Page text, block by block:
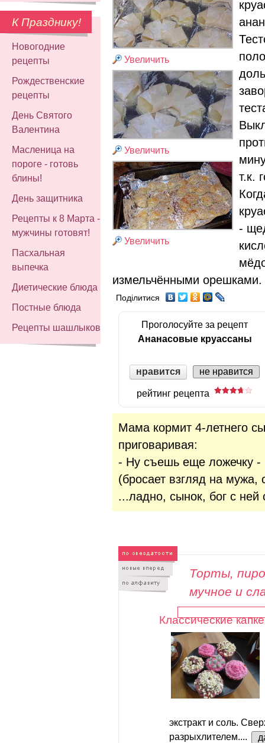
К Празднику!
Новогодние
рецепты
Рождественские
рецепты
День Святого
Валентина
Масленица на
пороге - готовь
блины!
День защитника
Рецепты к 8 Марта -
мужчины готовят!
Пасхальная
выпечка
Диетические блюда
Постные блюда
Рецепты шашлыков
Увеличить
Увеличить
Увеличить
т.к.
-
измельчёнными орешками.
Поділитися
Проголосуйте за рецепт
Ананасовые круассаны
нравится не нравится
рейтинг рецепта
Мама кормит 4-летнего
приговаривая:
- Ну съешь еще ложечку -
(бросает взгляд на мужа,
...ладно, сынок, бог с ней
Торты,
мучное и
Классические
экстракт и соль.
разрыхлителем....